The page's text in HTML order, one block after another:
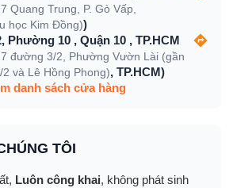
Quang Trung, P. Gò Vấp,
học Kim Đồng))
Phường 10 , Quận 10 , TP.HCM
đường 3/2, Phường Vườn Lài (gần
và Lê Hồng Phong), TP.HCM)
danh sách cửa hàng
TÔI
Luôn công khai, không phát sinh